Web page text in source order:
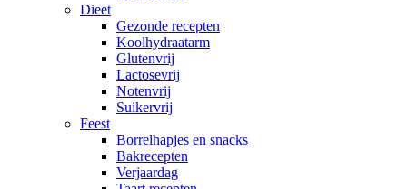
Dieet
Gezonde recepten
Koolhydraatarm
Glutenvrij
Lactosevrij
Notenvrij
Suikervrij
Feest
Borrelhapjes en snacks
Bakrecepten
Verjaardag